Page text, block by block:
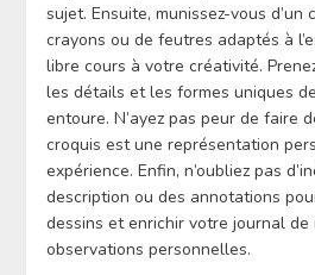
sujet. Ensuite, munissez-vous d’un
crayons ou de feutres adaptés à
libre cours à votre créativité.
les détails et les formes uniques
entoure. N’ayez pas peur de faire
croquis est une représentation
expérience. Enfin, n’oubliez pas
description ou des annotations
dessins et enrichir votre journal de
observations personnelles.